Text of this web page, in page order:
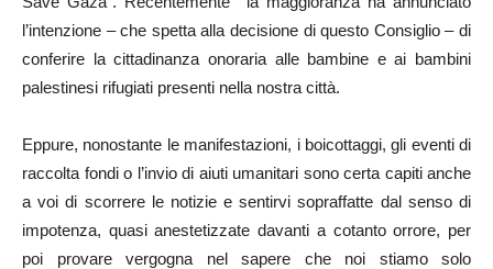
l’intenzione – che spetta alla decisione di questo Consiglio – di
conferire la cittadinanza onoraria alle bambine e ai bambini
palestinesi rifugiati presenti nella nostra città.
Eppure, nonostante le manifestazioni, i boicottaggi, gli eventi di
raccolta fondi o l’invio di aiuti umanitari sono certa capiti anche
a voi di scorrere le notizie e sentirvi sopraffatte dal senso di
impotenza, quasi anestetizzate davanti a cotanto orrore, per
poi provare vergogna nel sapere che noi stiamo solo